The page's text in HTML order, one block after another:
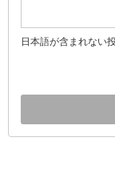
日本語が含まれない